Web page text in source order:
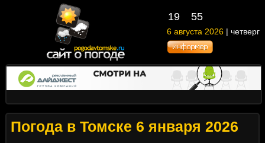
19 55
6 августа 2026 | четверг
Погода в Томске 6 января 2026